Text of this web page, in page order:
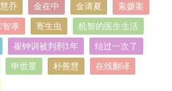
乔 金在中 金请夏 素媛案
智孝 寄生虫 机智的医生生活
崔钟训被判刑1年 结过一次了
申世景 朴善慧 在线翻译